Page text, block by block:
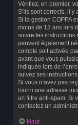
Vérifiez, en premier,
S’ils sont corrects, il
Si la gestion COPPA
moins de 13 ans lors
suivre les instructions
peuvent également
compte soit activée
avant que vous
indiquée lors de
suivez ses
Si vous n’avez pas
fourni une adresse
un filtre anti-spam. Si
contactez un
Haut